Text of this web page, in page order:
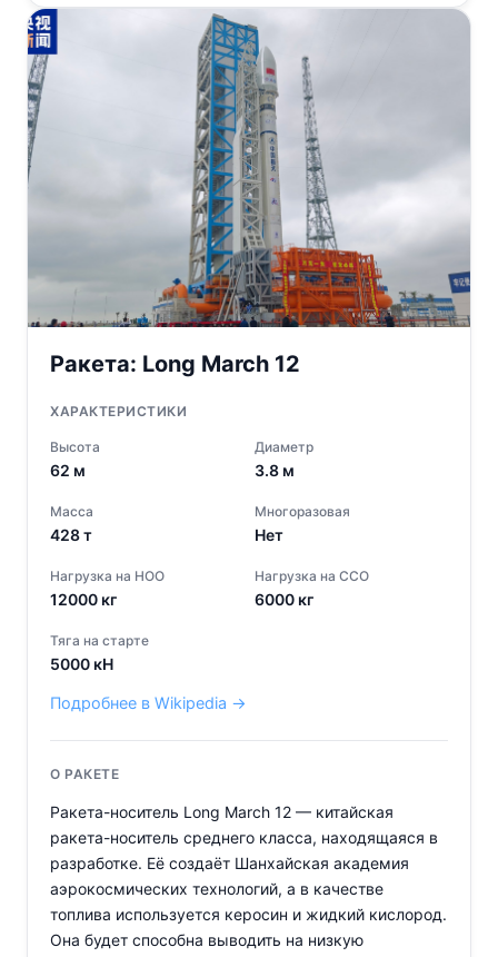
Ракета: Long March 12
ХАРАКТЕРИСТИКИ
Высота
62 м
Диаметр
3.8 м
Масса
428т
Многоразовая
Нет
Нагрузка на НОО
12000 кг
Нагрузка на ССО
6000 кг
Тяга на старте
5000 кН
Подробнее в Wikipedia →
О РАКЕТЕ
Ракета-носитель Long March 12 — китайская
ракета-носитель среднего класса, находящаяся в
разработке. Её создаёт Шанхайская академия
аэрокосмических технологий, а в качестве
топлива используется керосин и жидкий кислород.
Она будет способна выводить на низкую